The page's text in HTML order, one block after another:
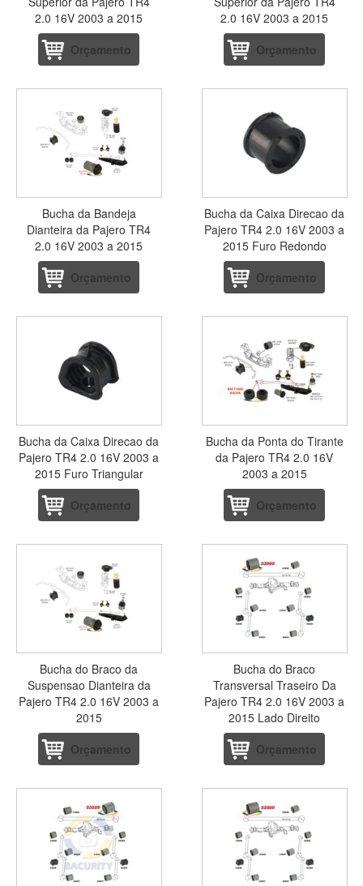
2.0 16V 2003 a 2015
Orçamento
2.0 16V 2003 a 2015
Orçamento
Bucha da Bandeja
Dianteira da Pajero TR4
2.0 16V 2003 a 2015
Orçamento
Bucha da Caixa Direcao da
Pajero TR4 2.0 16V 2003 a
2015 Furo Redondo
Orçamento
Bucha da Caixa Direcao da
Pajero TR4 2.0 16V 2003 a
2015 Furo Triangular
Orçamento
Bucha da Ponta do Tirante
da Pajero TR4 2.0 16V
2003 a 2015
Orçamento
Bucha do Braco da
Suspensao Dianteira da
Pajero TR4 2.0 16V 2003 a
2015
Orçamento
Bucha do Braco
Transversal Traseiro Da
Pajero TR4 2.0 16V 2003 a
2015 Lado Direito
Orçamento